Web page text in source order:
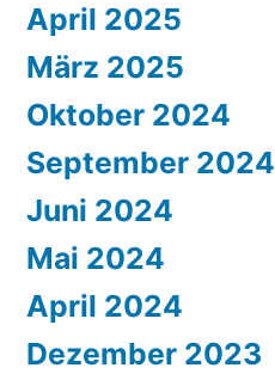
April 2025
März 2025
Oktober 2024
September 2024
Juni 2024
Mai 2024
April 2024
Dezember 2023